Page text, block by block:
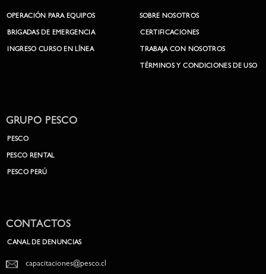
OPERACIÓN PARA EQUIPOS
BRIGADAS DE EMERGENCIA
INGRESO CURSO EN LÍNEA
SOBRE NOSOTROS
CERTIFICACIONES
TRABAJA CON NOSOTROS
TÉRMINOS Y CONDICIONES DE USO
GRUPO PESCO
PESCO
PESCO RENTAL
PESCO PERÚ
CONTACTOS
CANAL DE DENUNCIAS
capacitaciones@pesco.cl